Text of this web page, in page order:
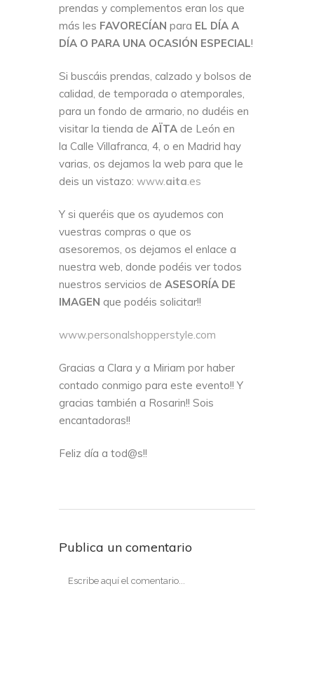
prendas y complementos eran los que
más les FAVORECÍAN para EL DÍA A
DÍA O PARA UNA OCASIÓN ESPECIAL!
Si buscáis prendas, calzado y bolsos de
calidad, de temporada o atemporales,
para un fondo de armario, no dudéis en
visitar la tienda de AÏTA de León en
la Calle Villafranca, 4, o en Madrid hay
varias, os dejamos la web para que le
deis un vistazo: www.aita .es
Y si queréis que os ayudemos con
vuestras compras o que os
asesoremos, os dejamos el enlace a
nuestra web, donde podéis ver todos
nuestros servicios de ASESORÍA DE
IMAGEN que podéis solicitar!!
www.personalshopperstyle.com
Gracias a Clara y a Miriam por haber
contado conmigo para este evento!! Y
gracias también a Rosarin!! Sois
encantadoras!!
Feliz día a tod@s!!
Publica un comentario